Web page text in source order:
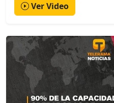
Ver Video